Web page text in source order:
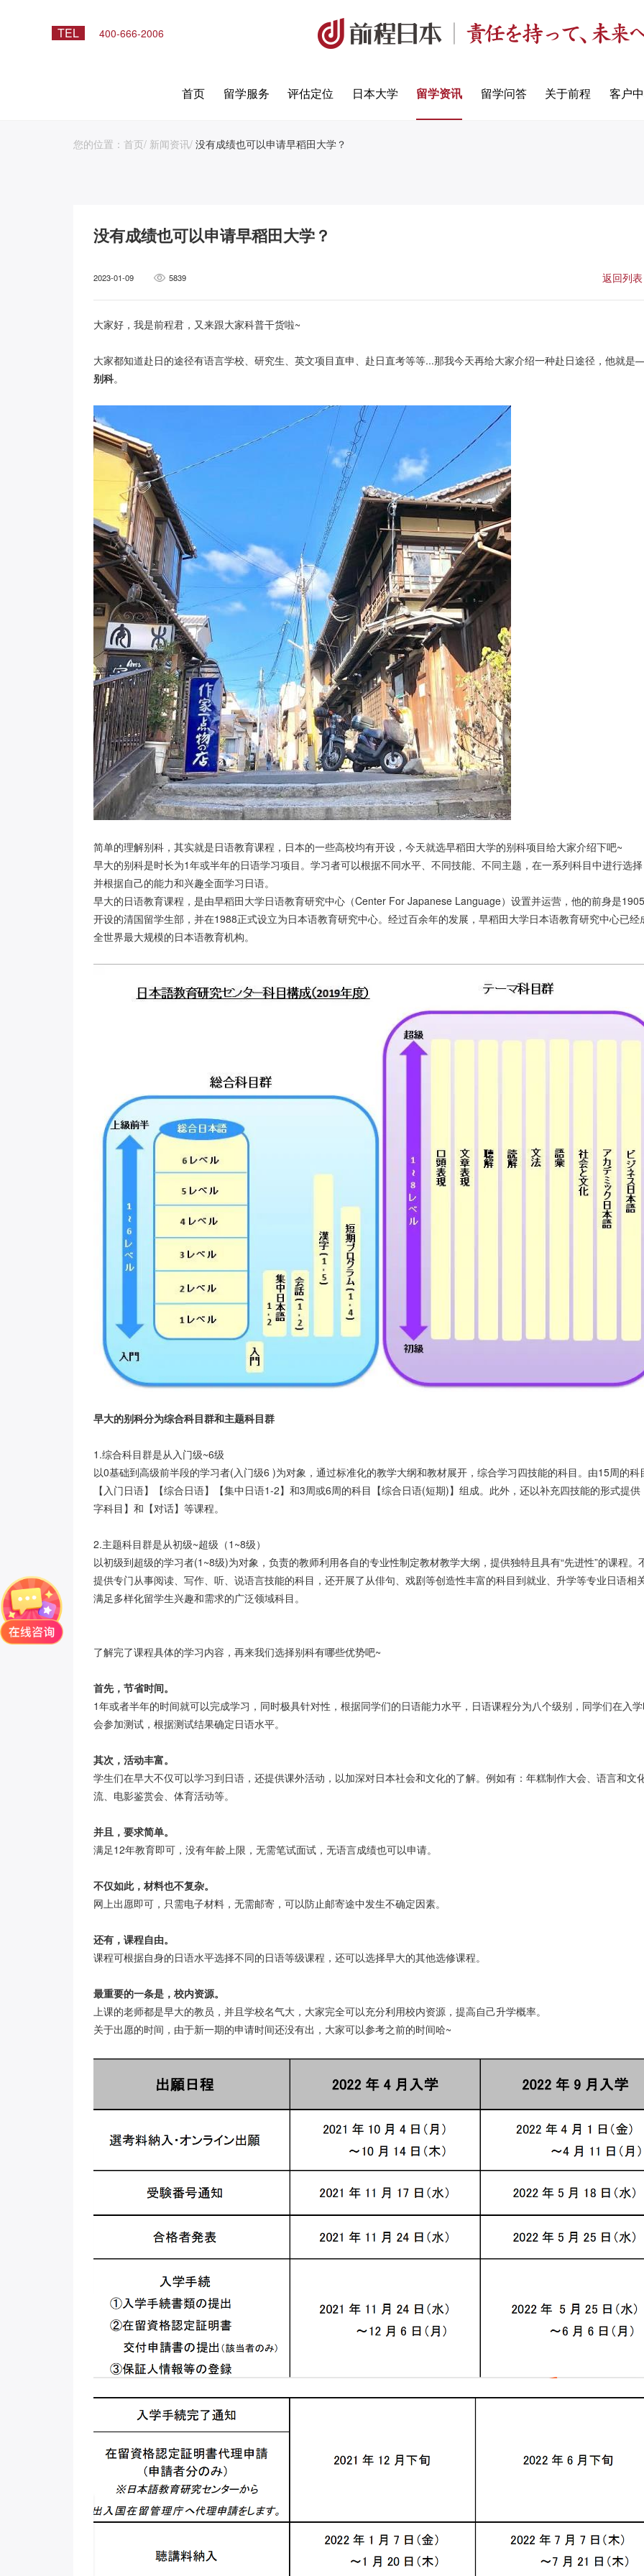
TEL 400-666-2006
首页 留学服务 评估定位 日本大学 留学资讯 留学问答 关于前程 客户
您的位置： 首页/ 新闻资讯/ 没有成绩也可以申请早稻田大学？
没有成绩也可以申请早稻田大学？
2023-01-09 5839 返回列表
大家好，我是前程君，又来跟大家科普干货啦~
大家都知道赴日的途径有语言学校、研究生、英文项目直申、赴日直考等等...那我今天再给大家介绍一种赴日途径，他就
别科。
简单的理解别科，其实就是日语教育课程，日本的一些高校均有开设，今天就选早稻田大学的别科项目给大家介绍下吧~
早大的别科是时长为1年或半年的日语学习项目。学习者可以根据不同水平、不同技能、不同主题，在一系列科目中进行选
并根据自己的能力和兴趣全面学习日语。
早大的日语教育课程，是由早稻田大学日语教育研究中心（Center For Japanese Language）设置并运营，他的前身是
开设的清国留学生部，并在1988正式设立为日本语教育研究中心。经过百余年的发展，早稻田大学日本语教育研究中心已经
全世界最大规模的日本语教育机构。
早大的别科分为综合科目群和主题科目群
1.综合科目群是从入门级~6级
以0基础到高级前半段的学习者(入门级6 )为对象，通过标准化的教学大纲和教材展开，综合学习四技能的科目。由15周的科
【入门日语】【综合日语】【集中日语1-2】和3周或6周的科目【综合日语(短期)】组成。此外，还以补充四技能的形式提供
字科目】和【对话】等课程。
2.主题科目群是从初级~超级（1~8级）
以初级到超级的学习者(1~8级)为对象，负责的教师利用各自的专业性制定教材教学大纲，提供独特且具有“先进性”的课程。
提供专门从事阅读、写作、听、说语言技能的科目，还开展了从俳句、戏剧等创造性丰富的科目到就业、升学等专业日语相
满足多样化留学生兴趣和需求的广泛领域科目。
了解完了课程具体的学习内容，再来我们选择别科有哪些优势吧~
首先，节省时间。
1年或者半年的时间就可以完成学习，同时极具针对性，根据同学们的日语能力水平，日语课程分为八个级别，同学们在入
会参加测试，根据测试结果确定日语水平。
其次，活动丰富。
学生们在早大不仅可以学习到日语，还提供课外活动，以加深对日本社会和文化的了解。例如有：年糕制作大会、语言和文
流、电影鉴赏会、体育活动等。
并且，要求简单。
满足12年教育即可，没有年龄上限，无需笔试面试，无语言成绩也可以申请。
不仅如此，材料也不复杂。
网上出愿即可，只需电子材料，无需邮寄，可以防止邮寄途中发生不确定因素。
还有，课程自由。
课程可根据自身的日语水平选择不同的日语等级课程，还可以选择早大的其他选修课程。
最重要的一条是，校内资源。
上课的老师都是早大的教员，并且学校名气大，大家完全可以充分利用校内资源，提高自己升学概率。
关于出愿的时间，由于新一期的申请时间还没有出，大家可以参考之前的时间哈~